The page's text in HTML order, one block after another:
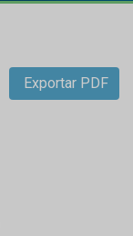
Exportar PDF